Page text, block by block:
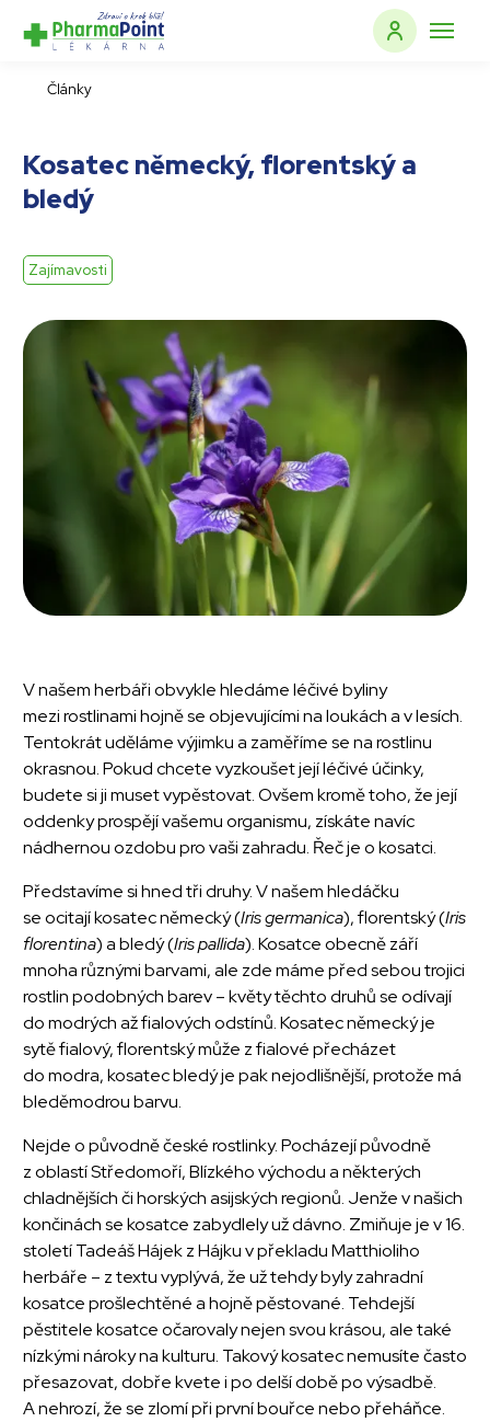
Články
Kosatec německý, florentský a
bledý
Zajímavosti
V našem herbáři obvykle hledáme léčivé byliny
mezi rostlinami hojně se objevujícími na loukách a v lesích.
Tentokrát uděláme výjimku a zaměříme se na rostlinu
okrasnou. Pokud chcete vyzkoušet její léčivé účinky,
budete si ji muset vypěstovat. Ovšem kromě toho, že její
oddenky prospějí vašemu organismu, získáte navíc
nádhernou ozdobu pro vaši zahradu. Řeč je o kosatci.
Představíme si hned tři druhy. V našem hledáčku
se ocitají kosatec německý (Iris germanica), florentský (Iris
florentina) a bledý (Iris pallida). Kosatce obecně září
mnoha různými barvami, ale zde máme před sebou trojici
rostlin podobných barev – květy těchto druhů se odívají
do modrých až fialových odstínů. Kosatec německý je
sytě fialový, florentský může z fialové přecházet
do modra, kosatec bledý je pak nejodlišnější, protože má
bleděmodrou barvu.
Nejde o původně české rostlinky. Pocházejí původně
z oblastí Středomoří, Blízkého východu a některých
chladnějších či horských asijských regionů. Jenže v našich
končinách se kosatce zabydlely už dávno. Zmiňuje je v 16.
století Tadeáš Hájek z Hájku v překladu Matthioliho
herbáře – z textu vyplývá, že už tehdy byly zahradní
kosatce prošlechtěné a hojně pěstované. Tehdejší
pěstitele kosatce očarovaly nejen svou krásou, ale také
nízkými nároky na kulturu. Takový kosatec nemusíte často
přesazovat, dobře kvete i po delší době po výsadbě.
A nehrozí, že se zlomí při první bouřce nebo přeháňce.